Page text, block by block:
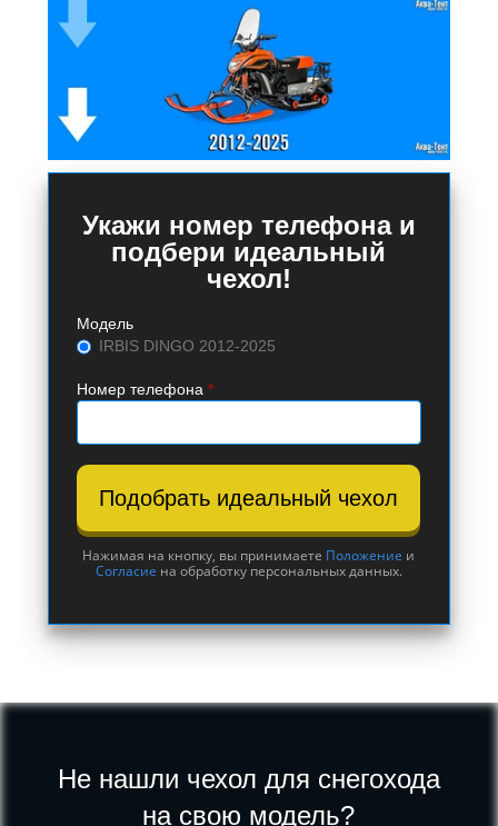
Укажи номер телефона и
подбери идеальный
чехол!
Модель
IRBIS DINGO 2012-2025
Номер телефона *
Подобрать идеальный чехол
Нажимая на кнопку, вы принимаете Положение и
Согласие на обработку персональных данных.
Не нашли чехол для снегохода
на свою модель?